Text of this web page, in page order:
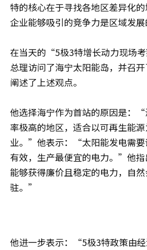
特的核心在于寻找各地区差异化
企业能够吸引的竞争力是区域发展
在当天的“5极3特增长动力现场
总理访问了海宁太阳能岛，并召开
阐述了上述观点。
他选择海宁作为首站的原因是：
率极高的地区，适合以可再生能
业。”他表示：“太阳能发电需要
有效，生产最便宜的电力。”他
能够获得廉价且稳定的电力，自
驻。”
他进一步表示：“5极3特政策由